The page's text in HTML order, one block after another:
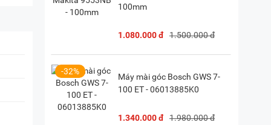
100mm
1.080.000 đ 1.500.000 đ
-32%
Máy mài góc Bosch GWS 7-
100 ET - 06013885K0
1.340.000 đ 1.980.000 đ